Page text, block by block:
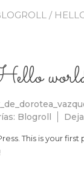
/
Blogroll
This is your first